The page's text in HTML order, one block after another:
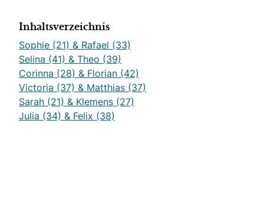
Inhaltsverzeichnis
Sophie (21) & Rafael (33)
Selina (41) & Theo (39)
Corinna (28) & Florian (42)
Victoria (37) & Matthias (37)
Sarah (21) & Klemens (27)
Julia (34) & Felix (38)